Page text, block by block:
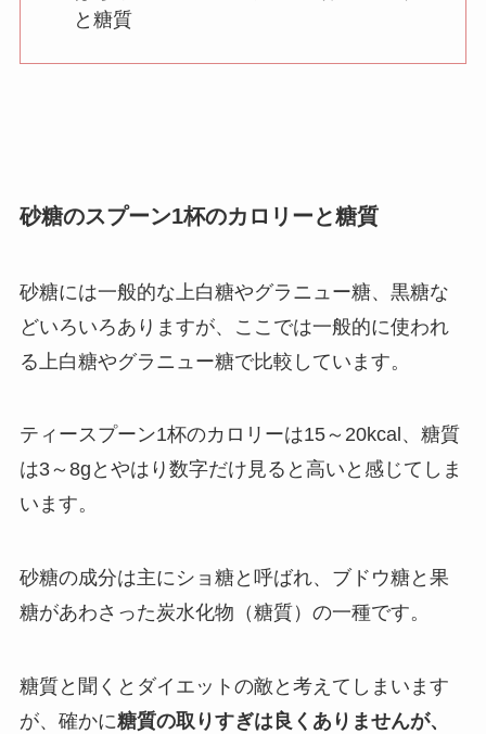
と糖質
砂糖のスプーン1杯のカロリーと糖質
砂糖には一般的な上白糖やグラニュー糖、黒糖な
どいろいろありますが、ここでは一般的に使われ
る上白糖やグラニュー糖で比較しています。
ティースプーン1杯のカロリーは15～20kcal、糖質
は3～8gとやはり数字だけ見ると高いと感じてしま
います。
砂糖の成分は主にショ糖と呼ばれ、ブドウ糖と果
糖があわさった炭水化物（糖質）の一種です。
糖質と聞くとダイエットの敵と考えてしまいます
が、確かに糖質の取りすぎは良くありませんが、